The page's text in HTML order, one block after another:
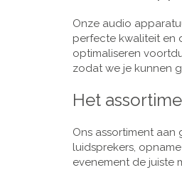
Onze audio
perfecte kwaliteit en
optimaliseren
zodat we je kunnen
Het
Ons assortiment
luidsprekers,
evenement de juiste